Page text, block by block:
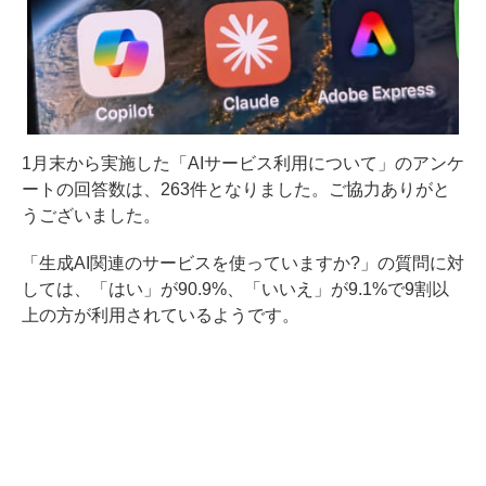
1月末から実施した「AIサービス利用について」のアンケ
ートの回答数は、263件となりました。ご協力ありがと
うございました。
「生成AI関連のサービスを使っていますか?」の質問に対
しては、「はい」が90.9%、「いいえ」が9.1%で9割以
上の方が利用されているようです。